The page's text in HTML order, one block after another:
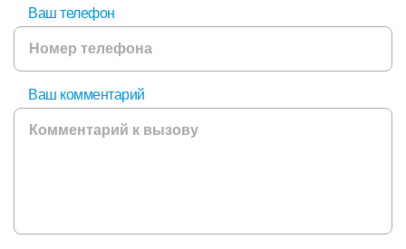
Ваш телефон
Ваш комментарий